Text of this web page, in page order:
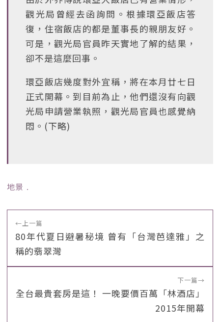
觀光局曾經去函詢問。根據環亞飯店答
復，住宿飯店的都是董事長的親朋友好。
可是，觀光局官員昨天實地了解的結果，
卻不是這麼回事。
環亞飯店幾度對外宜稱，將在本月廿七日
正式開幕。到目前為止，他們還沒有向觀
光局申請營業執照，觀光局官員也感覺納
悶。(下略)
地景 ﹒
←上一篇
80年代夏日避暑秘境 曾有「台灣芭達雅」之
稱的翡翠灣
下一篇→
全台最貴套房是這！ 一晚要價百萬「林酒店」
2015年開幕